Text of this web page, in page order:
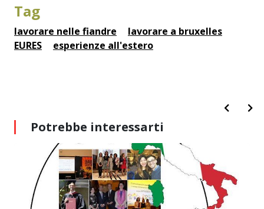
Tag
lavorare nelle fiandre
lavorare a bruxelles
EURES
esperienze all'estero
Potrebbe interessarti